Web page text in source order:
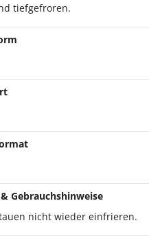
tiefgefroren.
Gebrauchshinweise
nicht wieder einfrieren.